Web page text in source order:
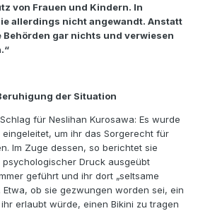
von Frauen und Kindern. In
allerdings nicht angewandt. Anstatt
Behörden gar nichts und verwiesen
der Situation
für Neslihan Kurosawa: Es wurde
um ihr das Sorgerecht für
Im Zuge dessen, so berichtet sie
Druck ausgeübt
geführt und ihr dort „seltsame
Etwa, ob sie gezwungen worden sei, ein
erlaubt würde, einen Bikini zu tragen